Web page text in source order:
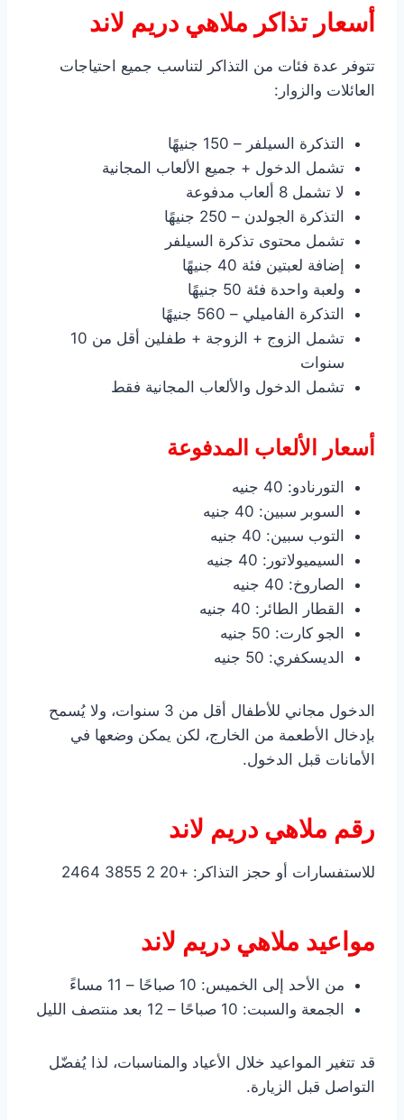
أسعار تذاكر ملاهي دريم لاند
تتوفر عدة فئات من التذاكر لتناسب جميع احتياجات
العائلات والزوار:
التذكرة السيلفر – 150 جنيهًا
تشمل الدخول + جميع الألعاب المجانية
لا تشمل 8 ألعاب مدفوعة
التذكرة الجولدن – 250 جنيهًا
تشمل محتوى تذكرة السيلفر
إضافة لعبتين فئة 40 جنيهًا
ولعبة واحدة فئة 50 جنيهًا
التذكرة الفاميلي – 560 جنيهًا
تشمل الزوج + الزوجة + طفلين أقل من 10
سنوات
تشمل الدخول والألعاب المجانية فقط
أسعار الألعاب المدفوعة
التورنادو: 40 جنيه
السوبر سبين: 40 جنيه
التوب سبين: 40 جنيه
السيميولاتور: 40 جنيه
الصاروخ: 40 جنيه
القطار الطائر: 40 جنيه
الجو كارت: 50 جنيه
الديسكفري: 50 جنيه
الدخول مجاني للأطفال أقل من 3 سنوات، ولا يُسمح
بإدخال الأطعمة من الخارج، لكن يمكن وضعها في
الأمانات قبل الدخول.
رقم ملاهي دريم لاند
للاستفسارات أو حجز التذاكر: +20 2 3855 2464
مواعيد ملاهي دريم لاند
من الأحد إلى الخميس: 10 صباحًا – 11 مساءً
الجمعة والسبت: 10 صباحًا – 12 بعد منتصف الليل
قد تتغير المواعيد خلال الأعياد والمناسبات، لذا يُفضّل
التواصل قبل الزيارة.